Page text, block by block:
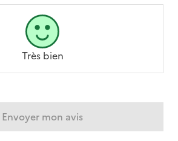
Très bien
Envoyer mon avis